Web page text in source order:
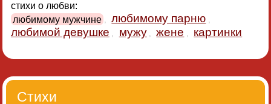
стихи о любви:
любимому мужчине , любимому парню ,
любимой девушке , мужу , жене , картинки
Стихи